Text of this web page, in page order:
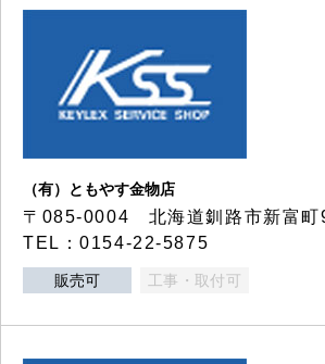
（有）ともやす金物店
〒085-0004 北海道釧路市新富町
TEL：0154-22-5875
販売可 工事・取付可